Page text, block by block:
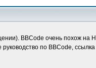
BBCode очень похож на
по BBCode, ссылка